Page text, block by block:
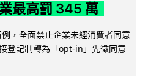
最高罰 345 萬
，全面禁止企業未經消費者同意
登記制轉為「opt-in」先徵同意